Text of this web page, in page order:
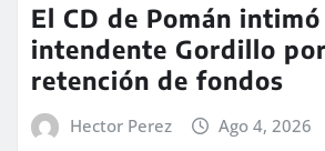
El CD de Pomán intimó
intendente Gordillo
retención de fondos
Hector Perez Ago 4, 2026